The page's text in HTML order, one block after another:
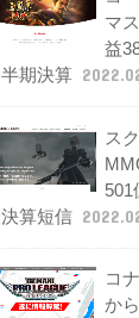
マ
益
半期決算
ス
算短信
コ
か